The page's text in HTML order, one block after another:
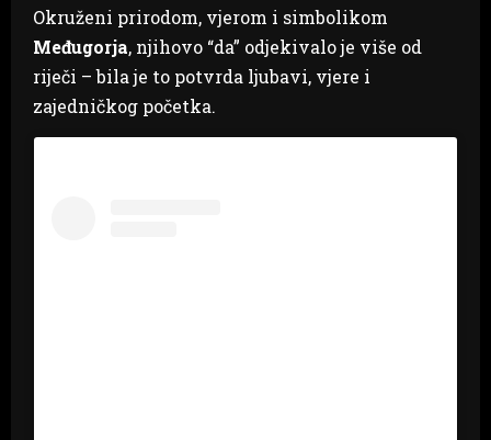
Okruženi prirodom, vjerom i simbolikom
Međugorja, njihovo “da” odjekivalo je više od
riječi – bila je to potvrda ljubavi, vjere i
zajedničkog početka.